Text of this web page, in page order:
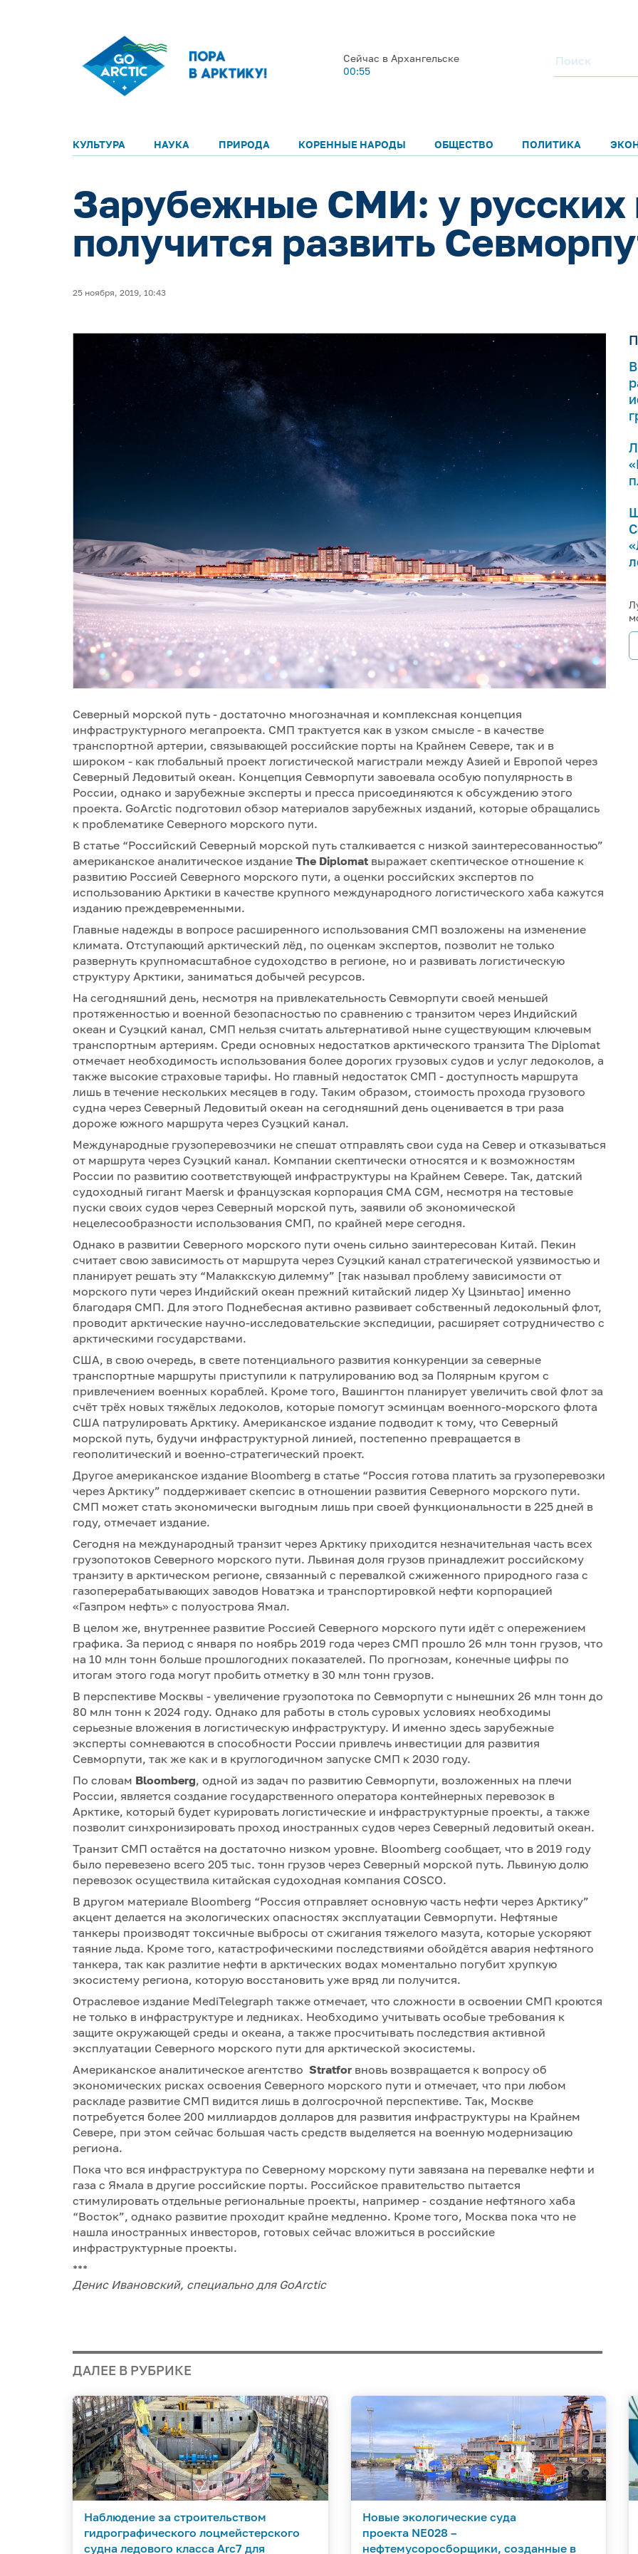
Сейчас в Архангельске
00:55
КУЛЬТУРА НАУКА ПРИРОДА КОРЕННЫЕ НАРОДЫ ОБЩЕСТВО ПОЛИТИКА
Зарубежные СМИ: у русских
получится развить
25 ноября, 2019, 10:43
Северный морской путь - достаточно многозначная и комплексная концепция
инфраструктурного мегапроекта. СМП трактуется как в узком смысле - в качестве
транспортной артерии, связывающей российские порты на Крайнем Севере, так и в
широком - как глобальный проект логистической магистрали между Азией и Европой через
Северный Ледовитый океан. Концепция Севморпути завоевала особую популярность в
России, однако и зарубежные эксперты и пресса присоединяются к обсуждению этого
проекта. GoArctic подготовил обзор материалов зарубежных изданий, которые обращались
к проблематике Северного морского пути.
В статье “Российский Северный морской путь сталкивается с низкой заинтересованностью”
американское аналитическое издание The Diplomat выражает скептическое отношение к
развитию Россией Северного морского пути, а оценки российских экспертов по
использованию Арктики в качестве крупного международного логистического хаба кажутся
изданию преждевременными.
Главные надежды в вопросе расширенного использования СМП возложены на изменение
климата. Отступающий арктический лёд, по оценкам экспертов, позволит не только
развернуть крупномасштабное судоходство в регионе, но и развивать логистическую
структуру Арктики, заниматься добычей ресурсов.
На сегодняшний день, несмотря на привлекательность Севморпути своей меньшей
протяженностью и военной безопасностью по сравнению с транзитом через Индийский
океан и Суэцкий канал, СМП нельзя считать альтернативой ныне существующим ключевым
транспортным артериям. Среди основных недостатков арктического транзита The Diplomat
отмечает необходимость использования более дорогих грузовых судов и услуг ледоколов, а
также высокие страховые тарифы. Но главный недостаток СМП - доступность маршрута
лишь в течение нескольких месяцев в году. Таким образом, стоимость прохода грузового
судна через Северный Ледовитый океан на сегодняшний день оценивается в три раза
дороже южного маршрута через Суэцкий канал.
Международные грузоперевозчики не спешат отправлять свои суда на Север и отказываться
от маршрута через Суэцкий канал. Компании скептически относятся и к возможностям
России по развитию соответствующей инфраструктуры на Крайнем Севере. Так, датский
судоходный гигант Maersk и французская корпорация CMA CGM, несмотря на тестовые
пуски своих судов через Северный морской путь, заявили об экономической
нецелесообразности использования СМП, по крайней мере сегодня.
Однако в развитии Северного морского пути очень сильно заинтересован Китай. Пекин
считает свою зависимость от маршрута через Суэцкий канал стратегической уязвимостью и
планирует решать эту “Малаккскую дилемму” [так называл проблему зависимости от
морского пути через Индийский океан прежний китайский лидер Ху Цзиньтао] именно
благодаря СМП. Для этого Поднебесная активно развивает собственный ледокольный флот,
проводит арктические научно-исследовательские экспедиции, расширяет сотрудничество с
арктическими государствами.
США, в свою очередь, в свете потенциального развития конкуренции за северные
транспортные маршруты приступили к патрулированию вод за Полярным кругом с
привлечением военных кораблей. Кроме того, Вашингтон планирует увеличить свой флот за
счёт трёх новых тяжёлых ледоколов, которые помогут эсминцам военного-морского флота
США патрулировать Арктику. Американское издание подводит к тому, что Северный
морской путь, будучи инфраструктурной линией, постепенно превращается в
геополитический и военно-стратегический проект.
Другое американское издание Bloomberg в статье “Россия готова платить за грузоперевозки
через Арктику” поддерживает скепсис в отношении развития Северного морского пути.
СМП может стать экономически выгодным лишь при своей функциональности в 225 дней в
году, отмечает издание.
Сегодня на международный транзит через Арктику приходится незначительная часть всех
грузопотоков Северного морского пути. Львиная доля грузов принадлежит российскому
транзиту в арктическом регионе, связанный с перевалкой сжиженного природного газа с
газоперерабатывающих заводов Новатэка и транспортировкой нефти корпорацией
«Газпром нефть» с полуострова Ямал.
В целом же, внутреннее развитие Россией Северного морского пути идёт с опережением
графика. За период с января по ноябрь 2019 года через СМП прошло 26 млн тонн грузов, что
на 10 млн тонн больше прошлогодних показателей. По прогнозам, конечные цифры по
итогам этого года могут пробить отметку в 30 млн тонн грузов.
В перспективе Москвы - увеличение грузопотока по Севморпути с нынешних 26 млн тонн до
80 млн тонн к 2024 году. Однако для работы в столь суровых условиях необходимы
серьезные вложения в логистическую инфраструктуру. И именно здесь зарубежные
эксперты сомневаются в способности России привлечь инвестиции для развития
Севморпути, так же как и в круглогодичном запуске СМП к 2030 году.
По словам Bloomberg, одной из задач по развитию Севморпути, возложенных на плечи
России, является создание государственного оператора контейнерных перевозок в
Арктике, который будет курировать логистические и инфраструктурные проекты, а также
позволит синхронизировать проход иностранных судов через Северный ледовитый океан.
Транзит СМП остаётся на достаточно низком уровне. Bloomberg сообщает, что в 2019 году
было перевезено всего 205 тыс. тонн грузов через Северный морской путь. Львиную долю
перевозок осуществила китайская судоходная компания COSCO.
В другом материале Bloomberg “Россия отправляет основную часть нефти через Арктику”
акцент делается на экологических опасностях эксплуатации Севморпути. Нефтяные
танкеры производят токсичные выбросы от сжигания тяжелого мазута, которые ускоряют
таяние льда. Кроме того, катастрофическими последствиями обойдётся авария нефтяного
танкера, так как разлитие нефти в арктических водах моментально погубит хрупкую
экосистему региона, которую восстановить уже вряд ли получится.
Отраслевое издание MediTelegraph также отмечает, что сложности в освоении СМП кроются
не только в инфраструктуре и ледниках. Необходимо учитывать особые требования к
защите окружающей среды и океана, а также просчитывать последствия активной
эксплуатации Северного морского пути для арктической экосистемы.
Американское аналитическое агентство Stratfor вновь возвращается к вопросу об
экономических рисках освоения Северного морского пути и отмечает, что при любом
раскладе развитие СМП видится лишь в долгосрочной перспективе. Так, Москве
потребуется более 200 миллиардов долларов для развития инфраструктуры на Крайнем
Севере, при этом сейчас большая часть средств выделяется на военную модернизацию
региона.
Пока что вся инфраструктура по Северному морскому пути завязана на перевалке нефти и
газа с Ямала в другие российские порты. Российское правительство пытается
стимулировать отдельные региональные проекты, например - создание нефтяного хаба
“Восток”, однако развитие проходит крайне медленно. Кроме того, Москва пока что не
нашла иностранных инвесторов, готовых сейчас вложиться в российские
инфраструктурные проекты.
***
Денис Ивановский, специально для GoArctic
ДАЛЕЕ В РУБРИКЕ
Наблюдение за строительством
гидрографического лоцмейстерского
судна ледового класса Arc7 для
Новые экологические суда
проекта NE028 –
нефтемусоросборщики, созданные в